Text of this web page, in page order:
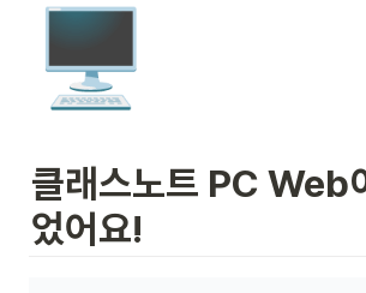
🖥️
클래스노트 PC Web
었어요!